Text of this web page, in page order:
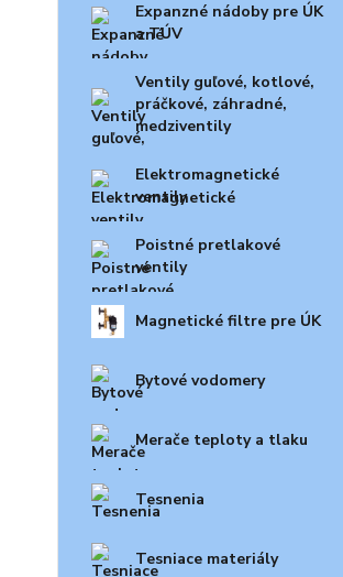
Expanzné nádoby pre ÚK
a TÚV
Ventily guľové, kotlové,
práčkové, záhradné,
medziventily
Elektromagnetické
ventily
Poistné pretlakové
ventily
Magnetické filtre pre ÚK
Bytové vodomery
Merače teploty a tlaku
Tesnenia
Tesniace materiály